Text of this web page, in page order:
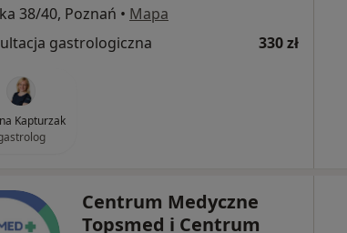
38/40, Poznań • Mapa
gastrologiczna
330 zł
Kapturzak
Centrum Medyczne
Topsmed i Centrum